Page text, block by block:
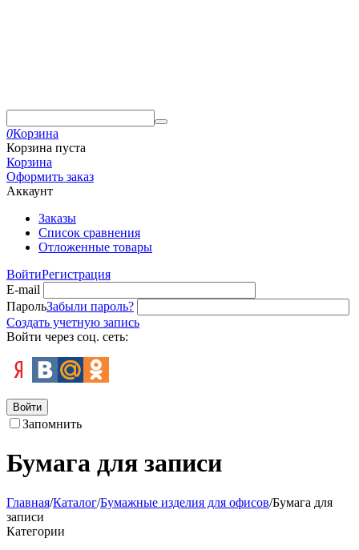
0Корзина
Корзина пуста
Корзина
Оформить заказ
Аккаунт
Заказы
Список сравнения
Отложенные товары
ВойтиРегистрация
E-mail
ПарольЗабыли пароль?
Создать учетную запись
Войти через соц. сеть:
Войти
Запомнить
Бумага для записи
Главная/Каталог/Бумажные изделия для офисов/Бумага для
записи
Категории